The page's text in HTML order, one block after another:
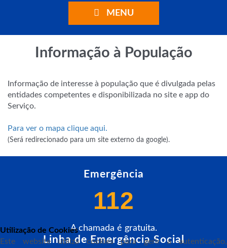
MENU
Informação à População
Informação de interesse à população que é divulgada pelas
entidades competentes e disponibilizada no site e app do
Serviço.
Para ver o mapa clique aqui.
(Será redirecionado para um site externo da google).
Emergência
112
A chamada é gratuita.
Linha de Emergência Social
Utilização de Cookies
Este website utiliza cookies para gerir a autenticação,